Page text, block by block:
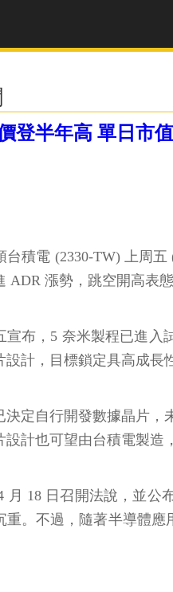
登半年高 單日市
台積電 (2330-TW) 上周
ADR 漲勢，跳空開高表
宣布，5 奈米製程已進入
計，目標鎖定具高成長
決定自行開發數據晶片，
設計也可望由台積電製造
月 18 日召開法說，並公
重。不過，隨著半導體